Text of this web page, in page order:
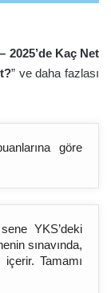
2025’de Kaç Net
” ve daha fazlası
göre
YKS’deki
sınavında,
Tamamı